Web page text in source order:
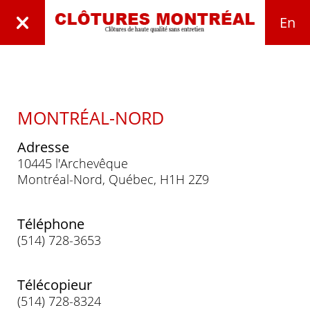
En
MONTRÉAL-NORD
Adresse
10445 l'Archevêque
Montréal-Nord, Québec, H1H 2Z9
Téléphone
(514) 728-3653
Télécopieur
(514) 728-8324